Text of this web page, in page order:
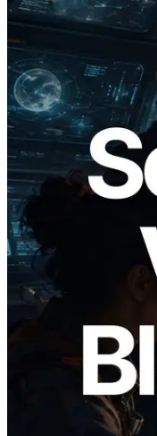
2026.05.24
Validators
Analyzer —
producción de
Validador
Leer este artículo